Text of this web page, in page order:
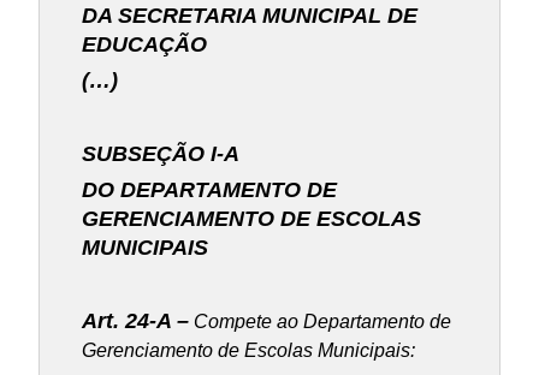
DA SECRETARIA MUNICIPAL DE
EDUCAÇÃO
(…)
SUBSEÇÃO I-A
DO DEPARTAMENTO DE
GERENCIAMENTO DE ESCOLAS
MUNICIPAIS
Art. 24-A – Compete ao Departamento de
Gerenciamento de Escolas Municipais: